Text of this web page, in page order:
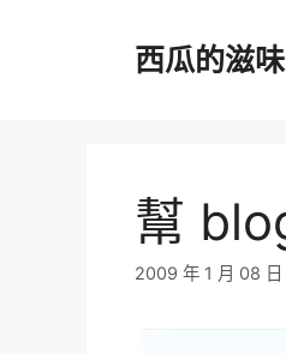
西瓜的滋
幫
2009 年 1 月 08 日